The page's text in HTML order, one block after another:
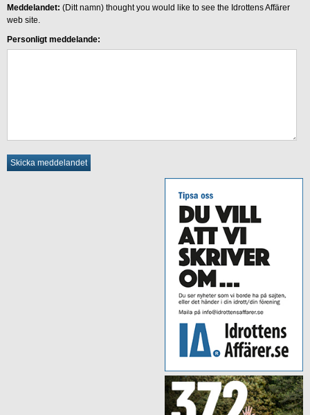
Meddelandet: (Ditt namn) thought you would like to see the Idrottens Affärer
web site.
Personligt meddelande: